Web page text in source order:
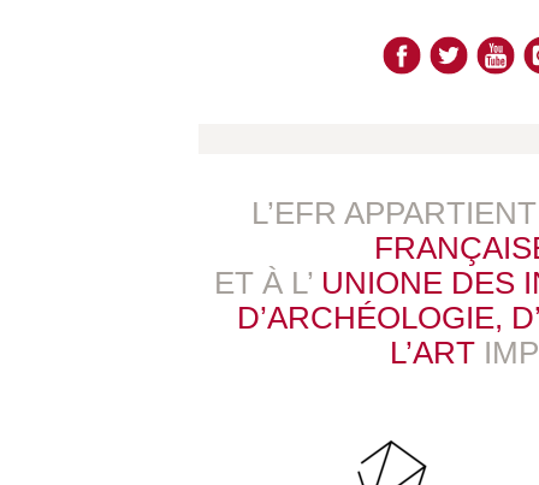
L’EFR
ET À L’ UNIONE DES
D’ARCHÉOLOGIE,
L’ART